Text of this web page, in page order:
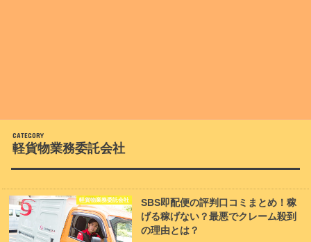
軽貨物業務委託会社
軽貨物業務委託会社
SBS即配便の評判口コミまとめ！稼
げる稼げない？最悪でクレーム殺到
の理由とは？